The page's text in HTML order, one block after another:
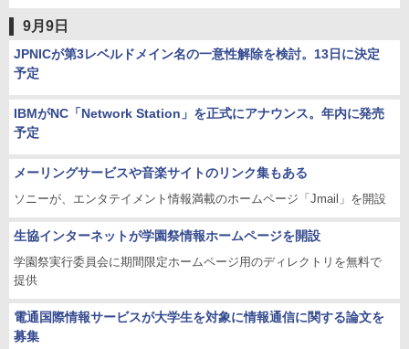
9月9日
JPNICが第3レベルドメイン名の一意性解除を検討。13日に決定
予定
IBMがNC「Network Station」を正式にアナウンス。年内に発売
予定
メーリングサービスや音楽サイトのリンク集もある
ソニーが、エンタテイメント情報満載のホームページ「Jmail」を開設
生協インターネットが学園祭情報ホームページを開設
学園祭実行委員会に期間限定ホームページ用のディレクトリを無料で
提供
電通国際情報サービスが大学生を対象に情報通信に関する論文を
募集